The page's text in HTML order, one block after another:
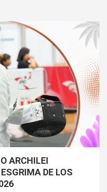
ARCHILEI
DE LOS